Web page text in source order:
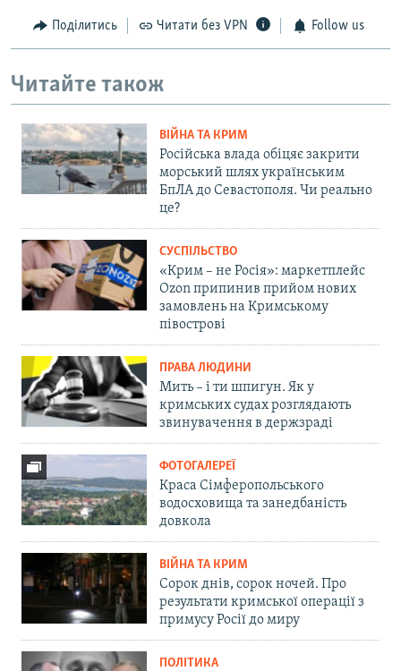
Поділитись Читати без VPN Follow us
Читайте також
ВІЙНА ТА КРИМ
Російська влада обіцяє закрити
морський шлях українським
БпЛА до Севастополя. Чи реально
це?
СУСПІЛЬСТВО
«Крим – не Росія»: маркетплейс
Ozon припинив прийом нових
замовлень на Кримському
півострові
ПРАВА ЛЮДИНИ
Мить – і ти шпигун. Як у
кримських судах розглядають
звинувачення в держзраді
ФОТОГАЛЕРЕЇ
Краса Сімферопольського
водосховища та занедбаність
довкола
ВІЙНА ТА КРИМ
Сорок днів, сорок ночей. Про
результати кримської операції з
примусу Росії до миру
ПОЛІТИКА